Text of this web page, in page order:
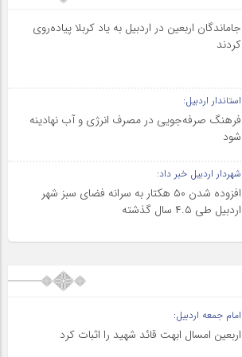
جاماندگان اربعین در اردبیل به یاد کربلا پیاده‌روی
کردند
استاندار اردبیل:
فرهنگ صرفه‌جویی در مصرف انرژی و آب نهادینه
شود
شهردار اردبیل خبر داد:
افزوده شدن ۵۰ هکتار به سرانه فضای سبز شهر
اردبیل طی ۴.۵ سال گذشته
امام جمعه اردبیل:
اربعین امسال ابهت قائد شهید را اثبات کرد